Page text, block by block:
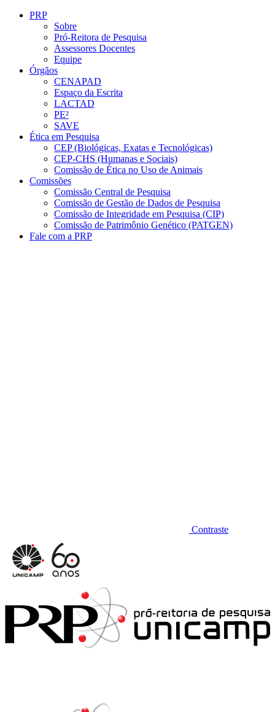
Conteúdo principal
PRP
Sobre
Pró-Reitora de Pesquisa
Assessores Docentes
Equipe
Órgãos
CENAPAD
Espaço da Escrita
LACTAD
PE²
SAVE
Ética em Pesquisa
CEP (Biológicas, Exatas e Tecnológicas)
CEP-CHS (Humanas e Sociais)
Comissão de Ética no Uso de Animais
Comissões
Comissão Central de Pesquisa
Comissão de Gestão de Dados de Pesquisa
Comissão de Integridade em Pesquisa (CIP)
Comissão de Patrimônio Genético (PATGEN)
Fale com a PRP
Contraste